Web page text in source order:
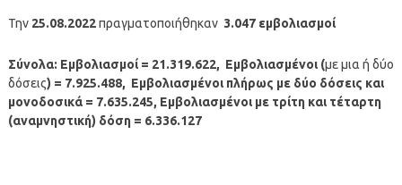
Την25.08.2022πραγματοποιήθηκαν 3.047 εμβολιασμοί
Σύνολα: Εμβολιασμοί = 21.319.622, Εμβολιασμένοι (με μια ή δύο
δόσεις) = 7.925.488, Εμβολιασμένοι πλήρως με δύο δόσεις και
μονοδοσικά = 7.635.245, Εμβολιασμένοι με τρίτη και τέταρτη
(αναμνηστική) δόση = 6.336.127